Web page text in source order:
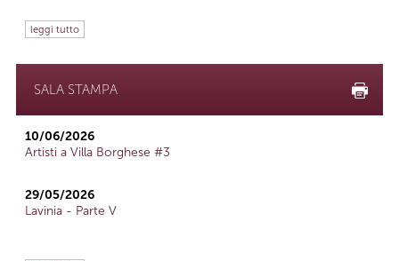
leggi tutto
SALA STAMPA
10/06/2026
Artisti a Villa Borghese #3
29/05/2026
Lavinia - Parte V